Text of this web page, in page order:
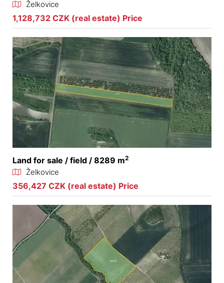
Želkovice
1,128,732 CZK (real estate) Price
Land for sale / field / 8289 m2
Želkovice
356,427 CZK (real estate) Price